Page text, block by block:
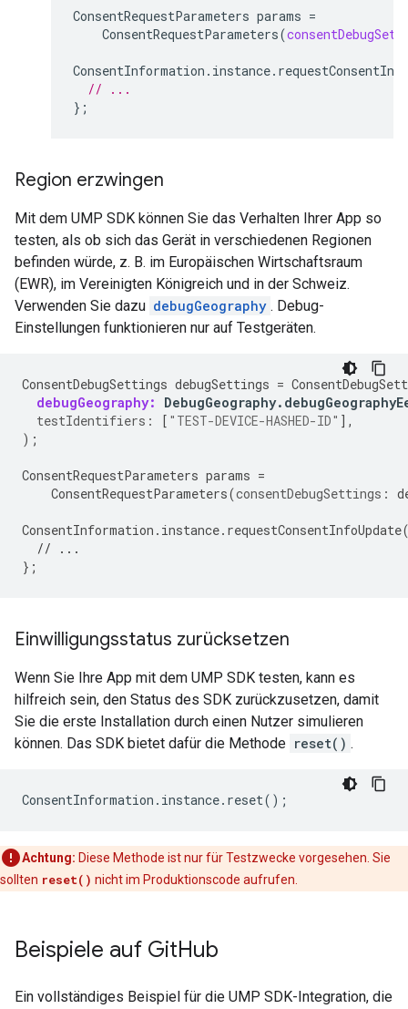
ConsentRequestParameters params =
ConsentRequestParameters(
ConsentInformation . instance.
// ...
};
Region erzwingen
Mit dem UMP SDK können Sie das Verhalten Ihrer App so
testen, als ob sich das Gerät in verschiedenen Regionen
befinden würde, z. B. im Europäischen Wirtschaftsraum
(EWR), im Vereinigten Königreich und in der Schweiz.
Verwenden Sie dazu debugGeography . Debug-
Einstellungen funktionieren nur auf Testgeräten.
ConsentDebugSettings debugSettings =
debugGeography:
DebugGeography.
testIdentifiers:
[ "TEST-DEVICE-HASHED-ID" ],
);
ConsentRequestParameters params =
ConsentRequestParameters(consentDebugSettings:
ConsentInformation . instance. requestConsentInfoUpdate
// ...
};
Einwilligungsstatus zurücksetzen
Wenn Sie Ihre App mit dem UMP SDK testen, kann es
hilfreich sein, den Status des SDK zurückzusetzen, damit
Sie die erste Installation durch einen Nutzer simulieren
können. Das SDK bietet dafür die Methode reset() .
ConsentInformation . instance. reset();
Achtung: Diese Methode ist nur für Testzwecke vorgesehen. Sie
sollten reset() nicht im Produktionscode aufrufen.
Beispiele auf GitHub
Ein vollständiges Beispiel für die UMP SDK-Integration, die